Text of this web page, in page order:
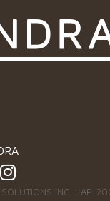
SOLUTIONS INC. : AP-